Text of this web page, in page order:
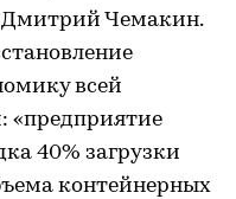
Дмитрий Чемакин.
всей
«предприятие
40% загрузки
контейнерных